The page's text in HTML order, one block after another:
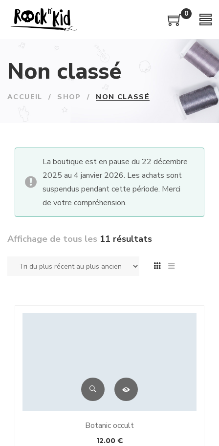
0
Non classé
ACCUEIL / SHOP / NON CLASSÉ
La boutique est en pause du 22 décembre
2025 au 4 janvier 2026. Les achats sont
suspendus pendant cette période. Merci
de votre compréhension.
Affichage de tous les 11 résultats
Botanic occult
12.00 €